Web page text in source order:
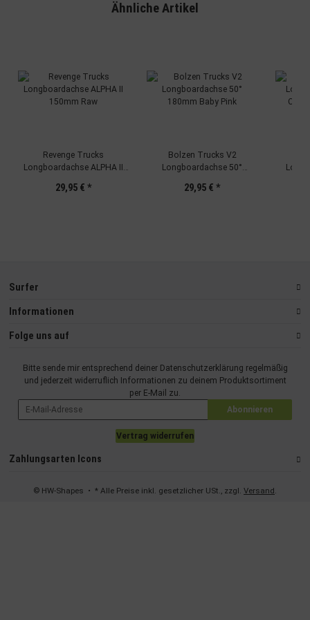
Ähnliche Artikel
Revenge Trucks
Longboardachse ALPHA II
29,95 € *
Bolzen Trucks V2
Longboardachse 50°
29,95 € *
Surfer
Informationen
Folge uns auf
Bitte sende mir entsprechend deiner Datenschutzerklärung regelmäßig
und jederzeit widerruflich Informationen zu deinem Produktsortiment
per E-Mail zu.
Abonnieren
Vertrag widerrufen
Zahlungsarten Icons
© HW-Shapes • * Alle Preise inkl. gesetzlicher USt., zzgl. Versand.